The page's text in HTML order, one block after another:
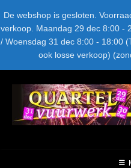
De webshop is gesloten.
verkoop. Maandag 29 dec 8:00 -
/ Woensdag 31 dec 8:00 - 18:00
ook losse verkoop)
naar
inhoud
LEVERANCIERS TYPE
NIEUW DIT JAAR